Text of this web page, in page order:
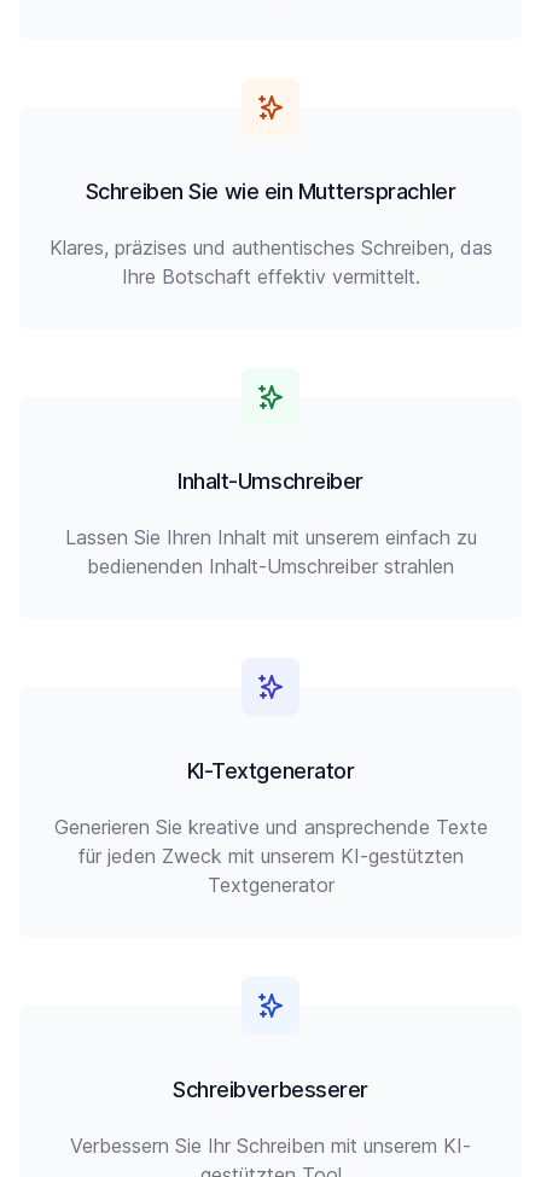
Schreiben Sie wie ein Muttersprachler
Klares, präzises und authentisches Schreiben, das
Ihre Botschaft effektiv vermittelt.
Inhalt-Umschreiber
Lassen Sie Ihren Inhalt mit unserem einfach zu
bedienenden Inhalt-Umschreiber strahlen
KI-Textgenerator
Generieren Sie kreative und ansprechende Texte
für jeden Zweck mit unserem KI-gestützten
Textgenerator
Schreibverbesserer
Verbessern Sie Ihr Schreiben mit unserem KI-